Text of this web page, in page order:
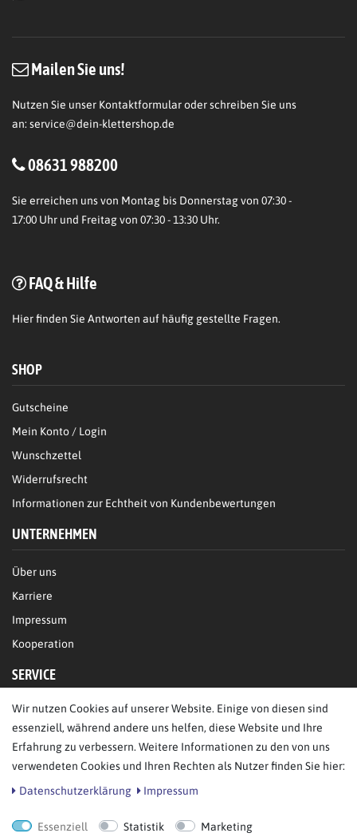
Mailen Sie uns!
Nutzen Sie unser Kontaktformular oder schreiben Sie uns
an: service@dein-klettershop.de
08631 988200
Sie erreichen uns von Montag bis Donnerstag von 07:30 -
17:00 Uhr und Freitag von 07:30 - 13:30 Uhr.
FAQ & Hilfe
Hierfinden Sie Antworten auf häufig gestellte Fragen.
SHOP
Gutscheine
Mein Konto / Login
Wunschzettel
Widerrufsrecht
Informationen zur Echtheit von Kundenbewertungen
UNTERNEHMEN
Über uns
Karriere
Impressum
Kooperation
SERVICE
FAQ/Hilfe
Datenschutz
AGB
Bestellung widerrufen
Wir nutzen Cookies auf unserer Website. Einige von diesen sind
essenziell, während andere uns helfen, diese Website und Ihre
Erfahrung zu verbessern. Weitere Informationen zu den von uns
verwendeten Cookies und Ihren Rechten als Nutzer finden Sie hier:
Daten­schutz­erklärung
Impressum
Essenziell Statistik Marketing